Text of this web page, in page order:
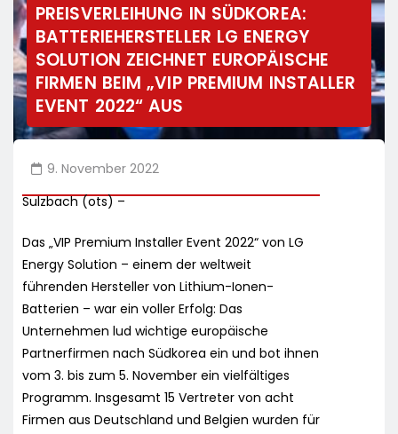
PREISVERLEIHUNG IN SÜDKOREA:
BATTERIEHERSTELLER LG ENERGY
SOLUTION ZEICHNET EUROPÄISCHE
FIRMEN BEIM „VIP PREMIUM INSTALLER
EVENT 2022“ AUS
9. November 2022
Sulzbach (ots) –
Das „VIP Premium Installer Event 2022“ von LG
Energy Solution – einem der weltweit
führenden Hersteller von Lithium-Ionen-
Batterien – war ein voller Erfolg: Das
Unternehmen lud wichtige europäische
Partnerfirmen nach Südkorea ein und bot ihnen
vom 3. bis zum 5. November ein vielfältiges
Programm. Insgesamt 15 Vertreter von acht
Firmen aus Deutschland und Belgien wurden für